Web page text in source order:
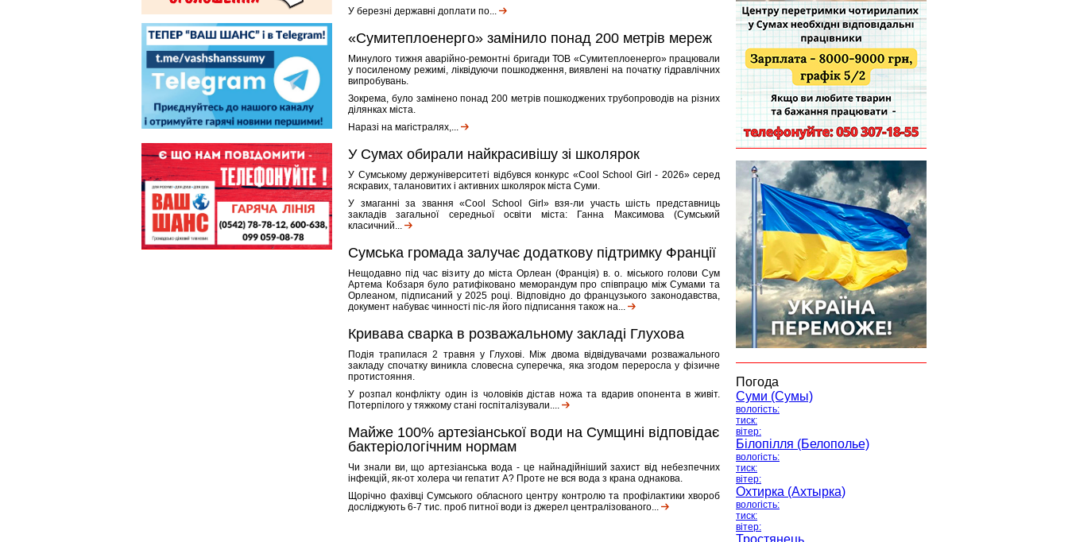
У березні державні доплати по...
«Сумитеплоенерго» замінило понад 200 метрів мереж
Минулого тижня аварійно-ремонтні бригади ТОВ «Сумитеплоенерго» працювали
у посиленому режимі, ліквідуючи пошкодження, виявлені на початку гідравлічних
випробувань.
Зокрема, було замінено понад 200 метрів пошкоджених трубопроводів на різних
ділянках міста.
Наразі на магістралях,...
У Сумах обирали найкрасивішу зі школярок
У Сумському держуніверситеті відбувся конкурс «Cool School Girl - 2026» серед
яскравих, талановитих і активних школярок міста Суми.
У змаганні за звання «Cool School Girl» взя-ли участь шість представниць
закладів загальної середньої освіти міста: Ганна Максимова (Сумський
класичний...
Сумська громада залучає додаткову підтримку Франції
Нещодавно під час візиту до міста Орлеан (Франція) в. о. міського голови Сум
Артема Кобзаря було ратифіковано меморандум про співпрацю між Сумами та
Орлеаном, підписаний у 2025 році. Відповідно до французького законодавства,
документ набуває чинності піс-ля його підписання також на...
Кривава сварка в розважальному закладі Глухова
Подія трапилася 2 травня у Глухові. Між двома відвідувачами розважального
закладу спочатку виникла словесна суперечка, яка згодом переросла у фізичне
протистояння.
У розпал конфлікту один із чоловіків дістав ножа та вдарив опонента в живіт.
Потерпілого у тяжкому стані госпіталізували....
Майже 100% артезіанської води на Сумщині відповідає
бактеріологічним нормам
Чи знали ви, що артезіанська вода - це найнадійніший захист від небезпечних
інфекцій, як-от холера чи гепатит А? Проте не вся вода з крана однакова.
Щорічно фахівці Сумського обласного центру контролю та профілактики хвороб
досліджують 6-7 тис. проб питної води із джерел централізованого...
Погода
Суми (Сумы)
вологість:
тиск:
вітер:
Білопілля (Белополье)
вологість:
тиск:
вітер:
Охтирка (Ахтырка)
вологість:
тиск:
вітер:
Тростянець